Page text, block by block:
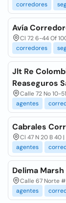
corredores
Avía
Cl 72 6-44 Of
corredores
Jlt Re
Reaseguros
Calle 72 No 10-
agentes
Cabrales
Cl 47 N 20 B 40
agentes
Delima
Calle 67 Norte
agentes